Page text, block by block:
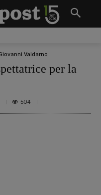
Valdarno
per la
504